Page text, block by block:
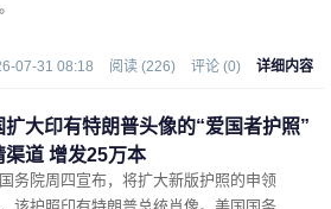
07-31 08:18 阅读 (226) 评论 (0) 详细内容
扩大印有特朗普头像的“爱国者护照”
渠道 增发25万本
务院周四宣布，将扩大新版护照的申领